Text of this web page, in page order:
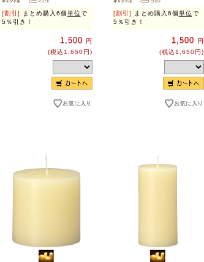
[割引] まとめ購入6個 単位で
5％引き！
1,500
円
(税込1,650円)
[割引] まとめ購入6個 単位で
5％引き！
1,500
円
(税込1,650円)